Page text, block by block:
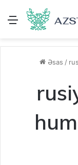
Menu
Əsas /